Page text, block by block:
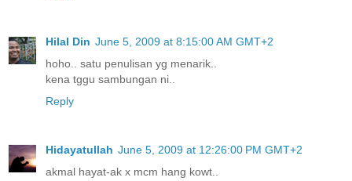
Hilal Din June 5, 2009 at 8:15:00 AM GMT+2
hoho.. satu penulisan yg menarik..
kena tggu sambungan ni..
Reply
Hidayatullah June 5, 2009 at 12:26:00 PM GMT+2
akmal hayat-ak x mcm hang kowt..